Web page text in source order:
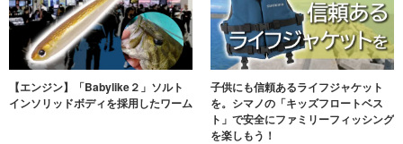
【エンジン】「Babylike２」ソルト
インソリッドボディを採用したワーム
子供にも信頼あるライフジャケット
を。シマノの「キッズフロートベス
ト」で安全にファミリーフィッシング
を楽しもう！